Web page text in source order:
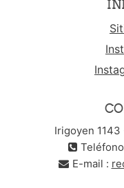
Irigoyen
E-mail :